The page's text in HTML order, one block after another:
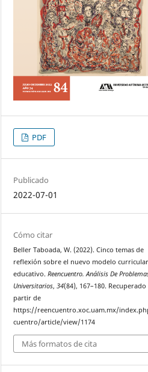
PDF
Publicado
2022-07-01
Cómo citar
Beller Taboada, W. (2022). Cinco temas de
reflexión sobre el nuevo modelo curricular
educativo.Reencuentro. Análisis De
Universitarios,34(84), 167–180. Recuperado
partir de
https://reencuentro.xoc.uam.mx/
cuentro/article/view/1174
Más formatos de cita